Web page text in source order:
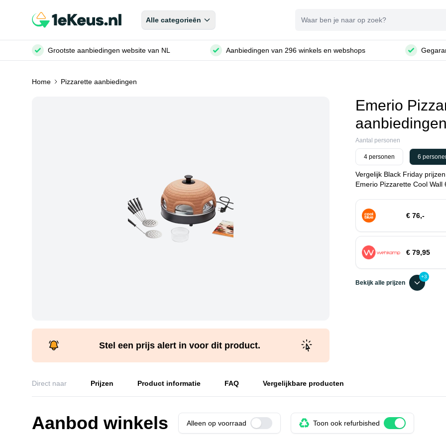
Alle categorieēn
Grootste aanbiedingen website van NL Aanbiedingen van 296 winkels en webshops
Home Pizzarette aanbiedingen
Stel een prijs alert in voor dit product.
Emerio
aanbiedingen
Aantal personen
4 personen 6
Vergelijk Black Friday
Emerio Pizzarette Cool Wall
€ 76,-
€ 79,95
Bekijk alle prijzen
+3
Direct naar Prijzen Product informatie FAQ Vergelijkbare producten
Aanbod winkels Alleen op voorraad Use setting Toon ook refurbished Use setting